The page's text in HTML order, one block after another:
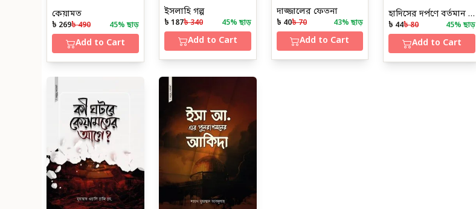
কেয়ামত
৳ 269৳ 490 45% ছাড়
Add to Cart
ইসলাহি গল্প
৳ 187৳ 340 45% ছাড়
Add to Cart
দাজ্জালের ফেতনা
৳ 40৳ 70 43% ছাড়
Add to Cart
হাদিসের দর্পণে বর্তমান যুগ
৳ 44৳ 80 45% ছাড়
Add to Cart